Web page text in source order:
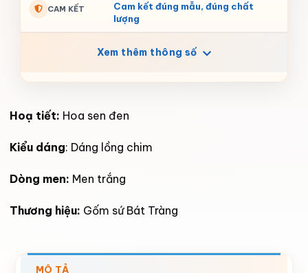
CAM KẾT
Cam kết đúng mẫu, đúng chất
lượng
Xem thêm thông số
Hoạ tiết: Hoa sen đen
Kiểu dáng: Dáng lồng chim
Dòng men: Men trắng
Thương hiệu: Gốm sứ Bát Tràng
MÔ TẢ